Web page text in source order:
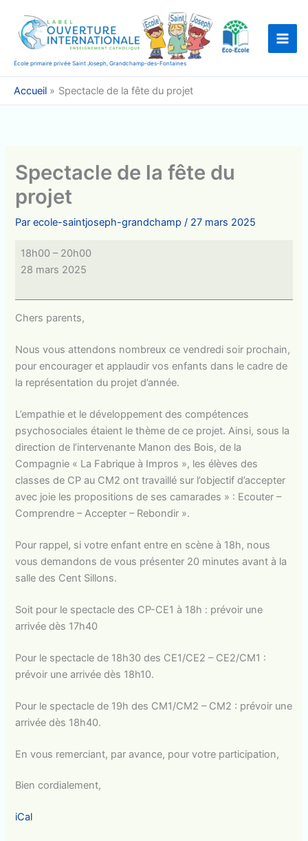
contenu
École primaire privée Saint Joseph, Grandchamp-des-Fontaines
Accueil Spectacle de la fête du projet
Spectacle de la fête du
projet
Parecole-saintjoseph-grandchamp/ 27 mars 2025
Spectacle
de
fête
du
18h00 – 20h00
28 mars 2025
Chers parents,
Nous vous attendons nombreux ce vendredi soir prochain,
pour encourager et applaudir vos enfants dans le cadre de
la représentation du projet d’année.
L’empathie et le développement des compétences
psychosociales étaient le thème de ce projet. Ainsi, sous la
direction de l’intervenante Manon des Bois, de la
Compagnie « La Fabrique à Impros », les élèves des
classes de CP au CM2 ont travaillé sur l’objectif d’accepter
avec joie les propositions de ses camarades » : Ecouter –
Comprendre – Accepter – Rebondir ».
Pour rappel, si votre enfant entre en scène à 18h, nous
vous demandons de vous présenter 20 minutes avant à la
salle des Cent Sillons.
Soit pour le spectacle des CP-CE1 à 18h : prévoir une
arrivée dès 17h40
Pour le spectacle de 18h30 des CE1/CE2 – CE2/CM1 :
prévoir une arrivée dès 18h10.
Pour le spectacle de 19h des CM1/CM2 – CM2 : prévoir une
arrivée dès 18h40.
En vous remerciant, par avance, pour votre participation,
Bien cordialement,
iCal